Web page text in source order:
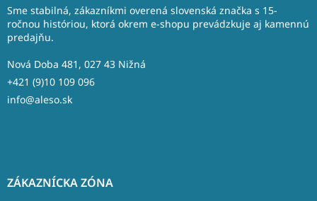
Sme stabilná, zákazníkmi overená slovenská značka s 15-
ročnou históriou, ktorá okrem e-shopu prevádzkuje aj kamennú
predajňu.
Nová Doba 481, 027 43 Nižná
+421 (9)10 109 096
info@aleso.sk
ZÁKAZNÍCKA ZÓNA